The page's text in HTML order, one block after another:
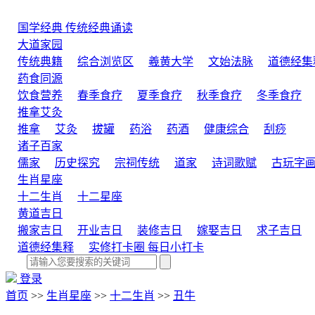
国学经典 传统经典诵读
大道家园
传统典籍
综合浏览区 羲黄大学 文始法脉
道德经集
药食同源
饮食营养
春季食疗 夏季食疗 秋季食疗 冬季食疗
推拿艾灸
推拿
艾灸 拔罐 药浴 药酒 健康综合
刮痧
诸子百家
儒家
历史探究 宗祠传统 道家 诗词歌赋 古玩字画
生肖星座
十二生肖
十二星座
黄道吉日
搬家吉日
开业吉日 装修吉日 嫁娶吉日
求子吉日
道德经集释
实修打卡圈 每日小打卡
登录
首页 >> 生肖星座 >> 十二生肖 >> 丑牛